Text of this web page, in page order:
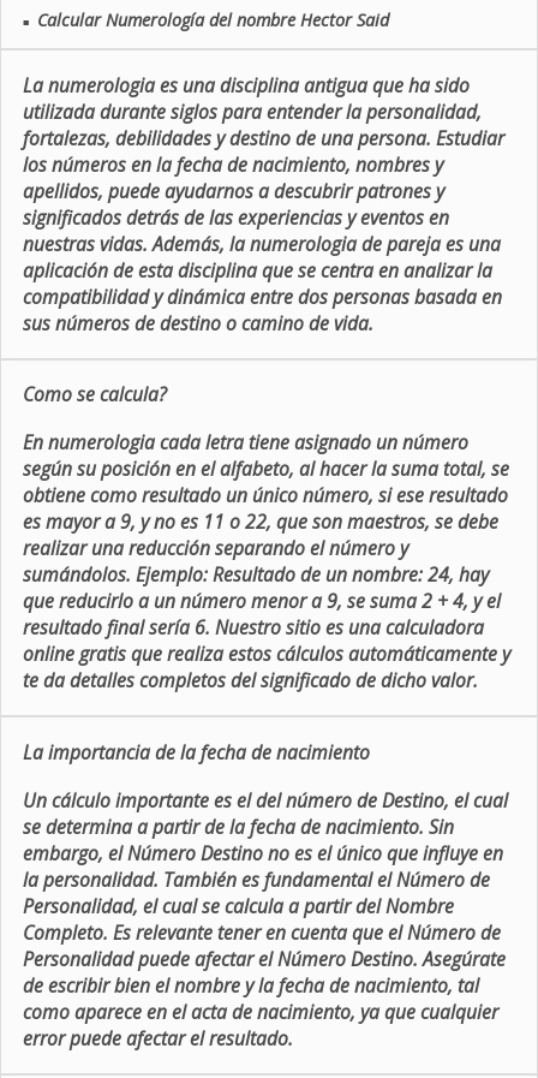
■ Calcular Numerología del nombre Hector Said
La numerologia es una disciplina antigua que ha sido
utilizada durante siglos para entender la personalidad,
fortalezas, debilidades y destino de una persona. Estudiar
los números en la fecha de nacimiento, nombres y
apellidos, puede ayudarnos a descubrir patrones y
significados detrás de las experiencias y eventos en
nuestras vidas. Además, la numerologia de pareja es una
aplicación de esta disciplina que se centra en analizar la
compatibilidad y dinámica entre dos personas basada en
sus números de destino o camino de vida.
Como se calcula?
En numerologia cada letra tiene asignado un número
según su posición en el alfabeto, al hacer la suma total, se
obtiene como resultado un único número, si ese resultado
es mayor a 9, y no es 11 o 22, que son maestros, se debe
realizar una reducción separando el número y
sumándolos. Ejemplo: Resultado de un nombre: 24, hay
que reducirlo a un número menor a 9, se suma 2 + 4, y el
resultado final sería 6. Nuestro sitio es una calculadora
online gratis que realiza estos cálculos automáticamente y
te da detalles completos del significado de dicho valor.
La importancia de la fecha de nacimiento
Un cálculo importante es el del número de Destino, el cual
se determina a partir de la fecha de nacimiento. Sin
embargo, el Número Destino no es el único que influye en
la personalidad. También es fundamental el Número de
Personalidad, el cual se calcula a partir del Nombre
Completo. Es relevante tener en cuenta que el Número de
Personalidad puede afectar el Número Destino. Asegúrate
de escribir bien el nombre y la fecha de nacimiento, tal
como aparece en el acta de nacimiento, ya que cualquier
error puede afectar el resultado.